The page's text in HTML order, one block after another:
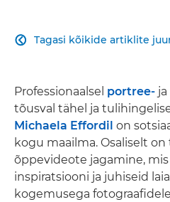
Tagasi kõikide artiklite

Professionaalsel portree-
tõusval tähel ja
Michaela Effordil on
kogu maailma. Osaliselt
õppevideote jagamine,
inspiratsiooni ja juhiseid
kogemusega